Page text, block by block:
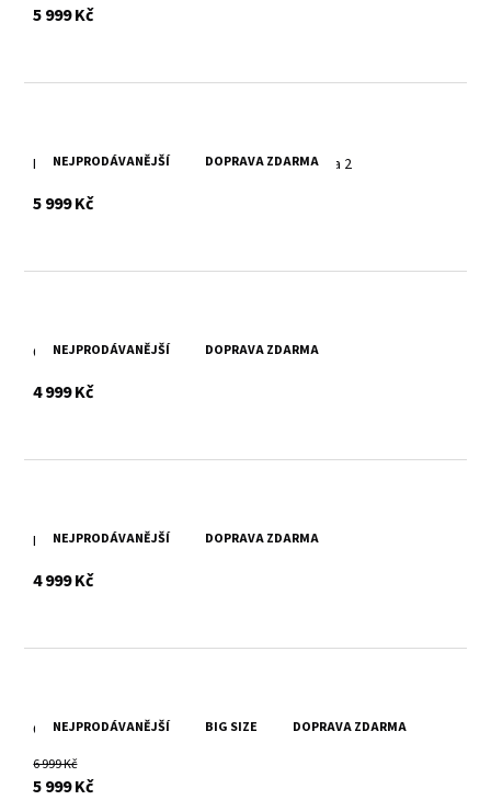
5 999 Kčs DPH
NEJPRODÁVANĚJŠÍ DOPRAVA ZDARMA
Dámská vintage černá kožená pilotka GWNastja 2
5 999 Kčs DPH
NEJPRODÁVANĚJŠÍ DOPRAVA ZDARMA
Černá kožená bunda GWLiziya
4 999 Kčs DPH
NEJPRODÁVANĚJŠÍ DOPRAVA ZDARMA
Béžová kožená bunda GWLiziya
4 999 Kčs DPH
NEJPRODÁVANĚJŠÍ BIG SIZE DOPRAVA ZDARMA
Černá dámská kožená bunda GWJytte
6 999 Kč
5 999 Kčs DPH